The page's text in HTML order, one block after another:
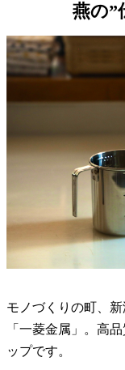
燕の”
モノづくりの町、
「一菱金属」。高
ップです。